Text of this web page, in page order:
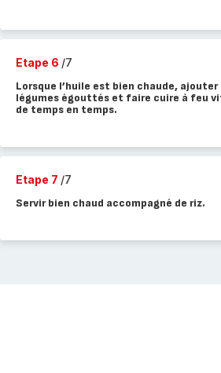
Etape 6 /7
Lorsque l’huile est bien chaude,
légumes égouttés et faire cuire à feu
de temps en temps.
Etape 7 /7
Servir bien chaud accompagné de riz.